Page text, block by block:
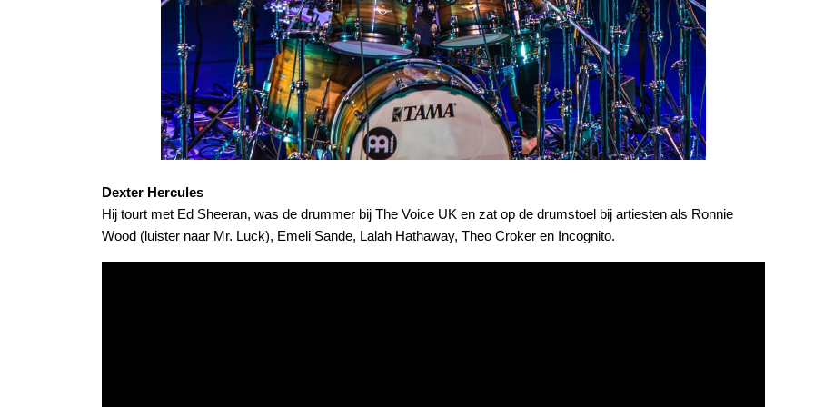
Dexter Hercules
Hij tourt met Ed Sheeran, was de drummer bij The Voice UK en zat op de drumstoel bij artiesten als Ronnie
Wood (luister naar Mr. Luck), Emeli Sande, Lalah Hathaway, Theo Croker en Incognito.